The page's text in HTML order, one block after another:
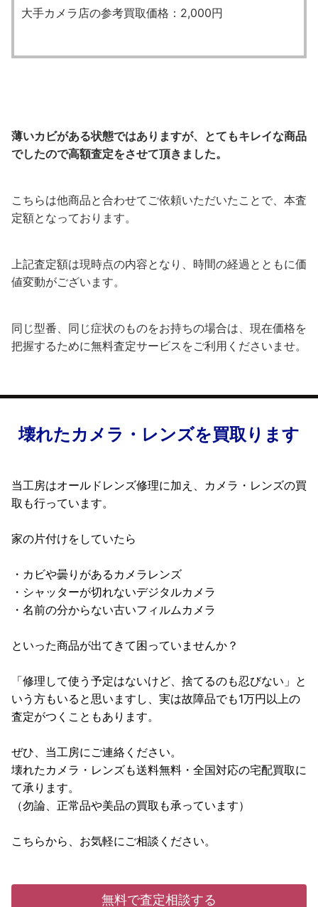
大手カメラ店の参考買取価格：2,000円
薄いカビがある状態ではありますが、とてもキレイな商品
でしたので高額査定をさせて頂きました。
こちらは他商品と合わせてご依頼いただいたことで、本査
定額となっております。
上記査定額は現時点の内容となり、時間の経過とともに価
値変動がございます。
同じ型番、同じ症状のものをお持ちの場合は、現在価格を
把握するために無料査定サービスをご利用くださいませ。
壊れたカメラ・レンズを買取ります
当工房はオールドレンズ修理に加え、カメラ・レンズの買
取も行っています。
家の片付けをしていたら
・カビや曇りがあるカメラレンズ
・シャッターが切れないデジタルカメラ
・名前の分からない古いフィルムカメラ
といった商品が出てきて困っていませんか？
「修理して使う予定はないけど、捨てるのも忍びない」と
いう方もいると思いますし、実は故障品でも1万円以上の
査定がつくこともあります。
ぜひ、当工房にご連絡ください。
壊れたカメラ・レンズも送料無料・全国対応の宅配買取に
て承ります。
（勿論、正常品や美品の買取も承っています）
こちらから、お気軽にご相談ください。
無料で査定相談する